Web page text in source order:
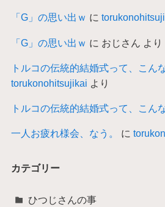
「G」の思い出ｗ に
「G」の思い出ｗ に おじさん より
トルコの伝統的結婚式って、こんな
torukonohitsujikai より
トルコの伝統的結婚式って、こんな
一人お疲れ様会、なう。 に
カテゴリー
ひつじさんの事